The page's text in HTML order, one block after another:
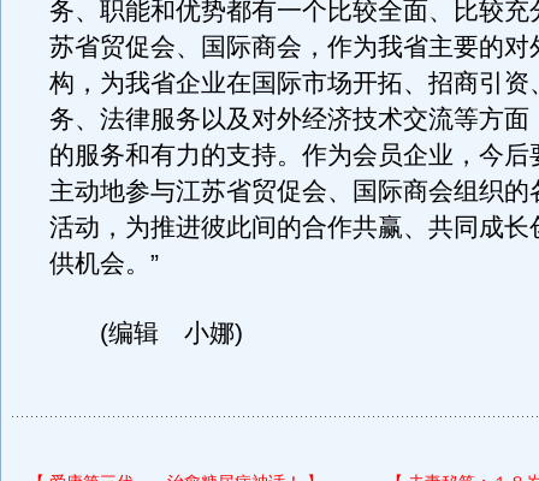
务、职能和优势都有一个比较全面、比较充
苏省贸促会、国际商会，作为我省主要的对
构，为我省企业在国际市场开拓、招商引资
务、法律服务以及对外经济技术交流等方面
的服务和有力的支持。作为会员企业，今后
主动地参与江苏省贸促会、国际商会组织的
活动，为推进彼此间的合作共赢、共同成长
供机会。”
(编辑 小娜)